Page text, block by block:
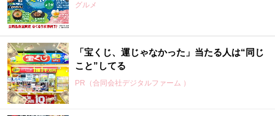
グルメ
「宝くじ、運じゃなかった」当たる人は“同じ
こと”してる
PR（合同会社デジタルファーム ）